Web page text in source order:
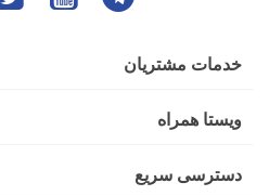
خدمات مشتریان
ویستا همراه
دسترسی سریع